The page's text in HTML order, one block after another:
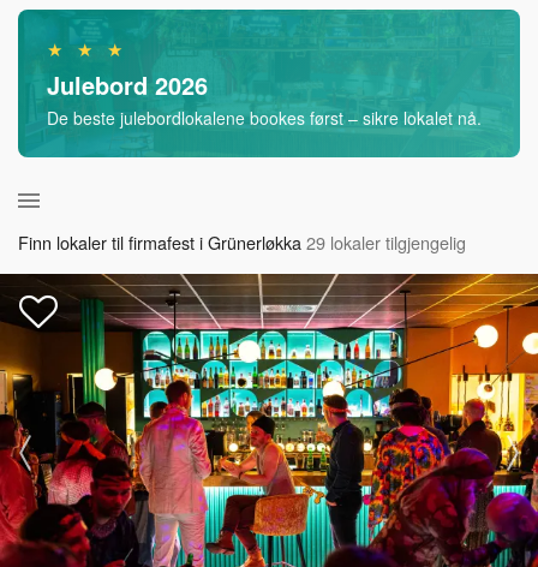
★ ★ ★
Julebord 2026
De beste julebordlokalene bookes først – sikre lokalet nå.
Finn lokaler til firmafest i Grünerløkka29 lokaler tilgjengelig